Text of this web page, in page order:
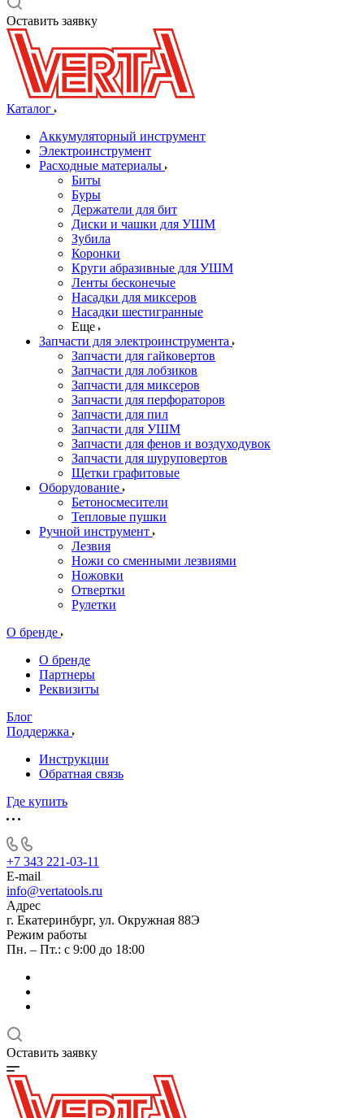
Оставить заявку
Каталог
Аккумуляторный инструмент
Электроинструмент
Расходные материалы
Биты
Буры
Держатели для бит
Диски и чашки для УШМ
Зубила
Коронки
Круги абразивные для УШМ
Ленты бесконечые
Насадки для миксеров
Насадки шестигранные
Еще
Запчасти для электроинструмента
Запчасти для гайковертов
Запчасти для лобзиков
Запчасти для миксеров
Запчасти для перфораторов
Запчасти для пил
Запчасти для УШМ
Запчасти для фенов и воздуходувок
Запчасти для шуруповертов
Щетки графитовые
Оборудование
Бетоносмесители
Тепловые пушки
Ручной инструмент
Лезвия
Ножи со сменными лезвиями
Ножовки
Отвертки
Рулетки
О бренде
О бренде
Партнеры
Реквизиты
Блог
Поддержка
Инструкции
Обратная связь
Где купить
+7 343 221-03-11
E-mail
info@vertatools.ru
Адрес
г. Екатеринбург, ул. Окружная 88Э
Режим работы
Пн. – Пт.: с 9:00 до 18:00
Оставить заявку